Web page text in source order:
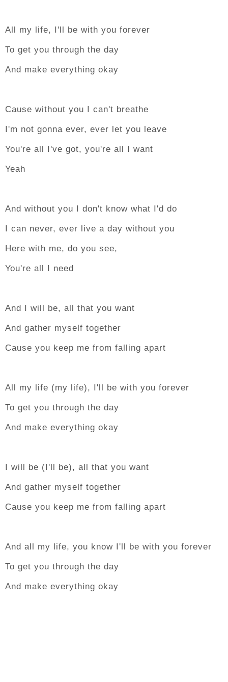
All my life, I'll be with you forever
To get you through the day
And make everything okay
Cause without you I can't breathe
I'm not gonna ever, ever let you leave
You're all I've got, you're all I want
Yeah
And without you I don't know what I'd do
I can never, ever live a day without you
Here with me, do you see,
You're all I need
And I will be, all that you want
And gather myself together
Cause you keep me from falling apart
All my life (my life), I'll be with you forever
To get you through the day
And make everything okay
I will be (I'll be), all that you want
And gather myself together
Cause you keep me from falling apart
And all my life, you know I'll be with you forever
To get you through the day
And make everything okay